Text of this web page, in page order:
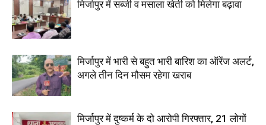
मिर्जापुर में सब्जी व मसाला खेती को मिलेगा बढ़ावा
मिर्जापुर में भारी से बहुत भारी बारिश का ऑरेंज अलर्ट,
अगले तीन दिन मौसम रहेगा खराब
मिर्जापुर में दुष्कर्म के दो आरोपी गिरफ्तार, 21 लोगों